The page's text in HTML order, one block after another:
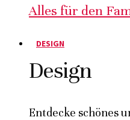
Alles für den
DESIGN
Design
Entdecke schönes